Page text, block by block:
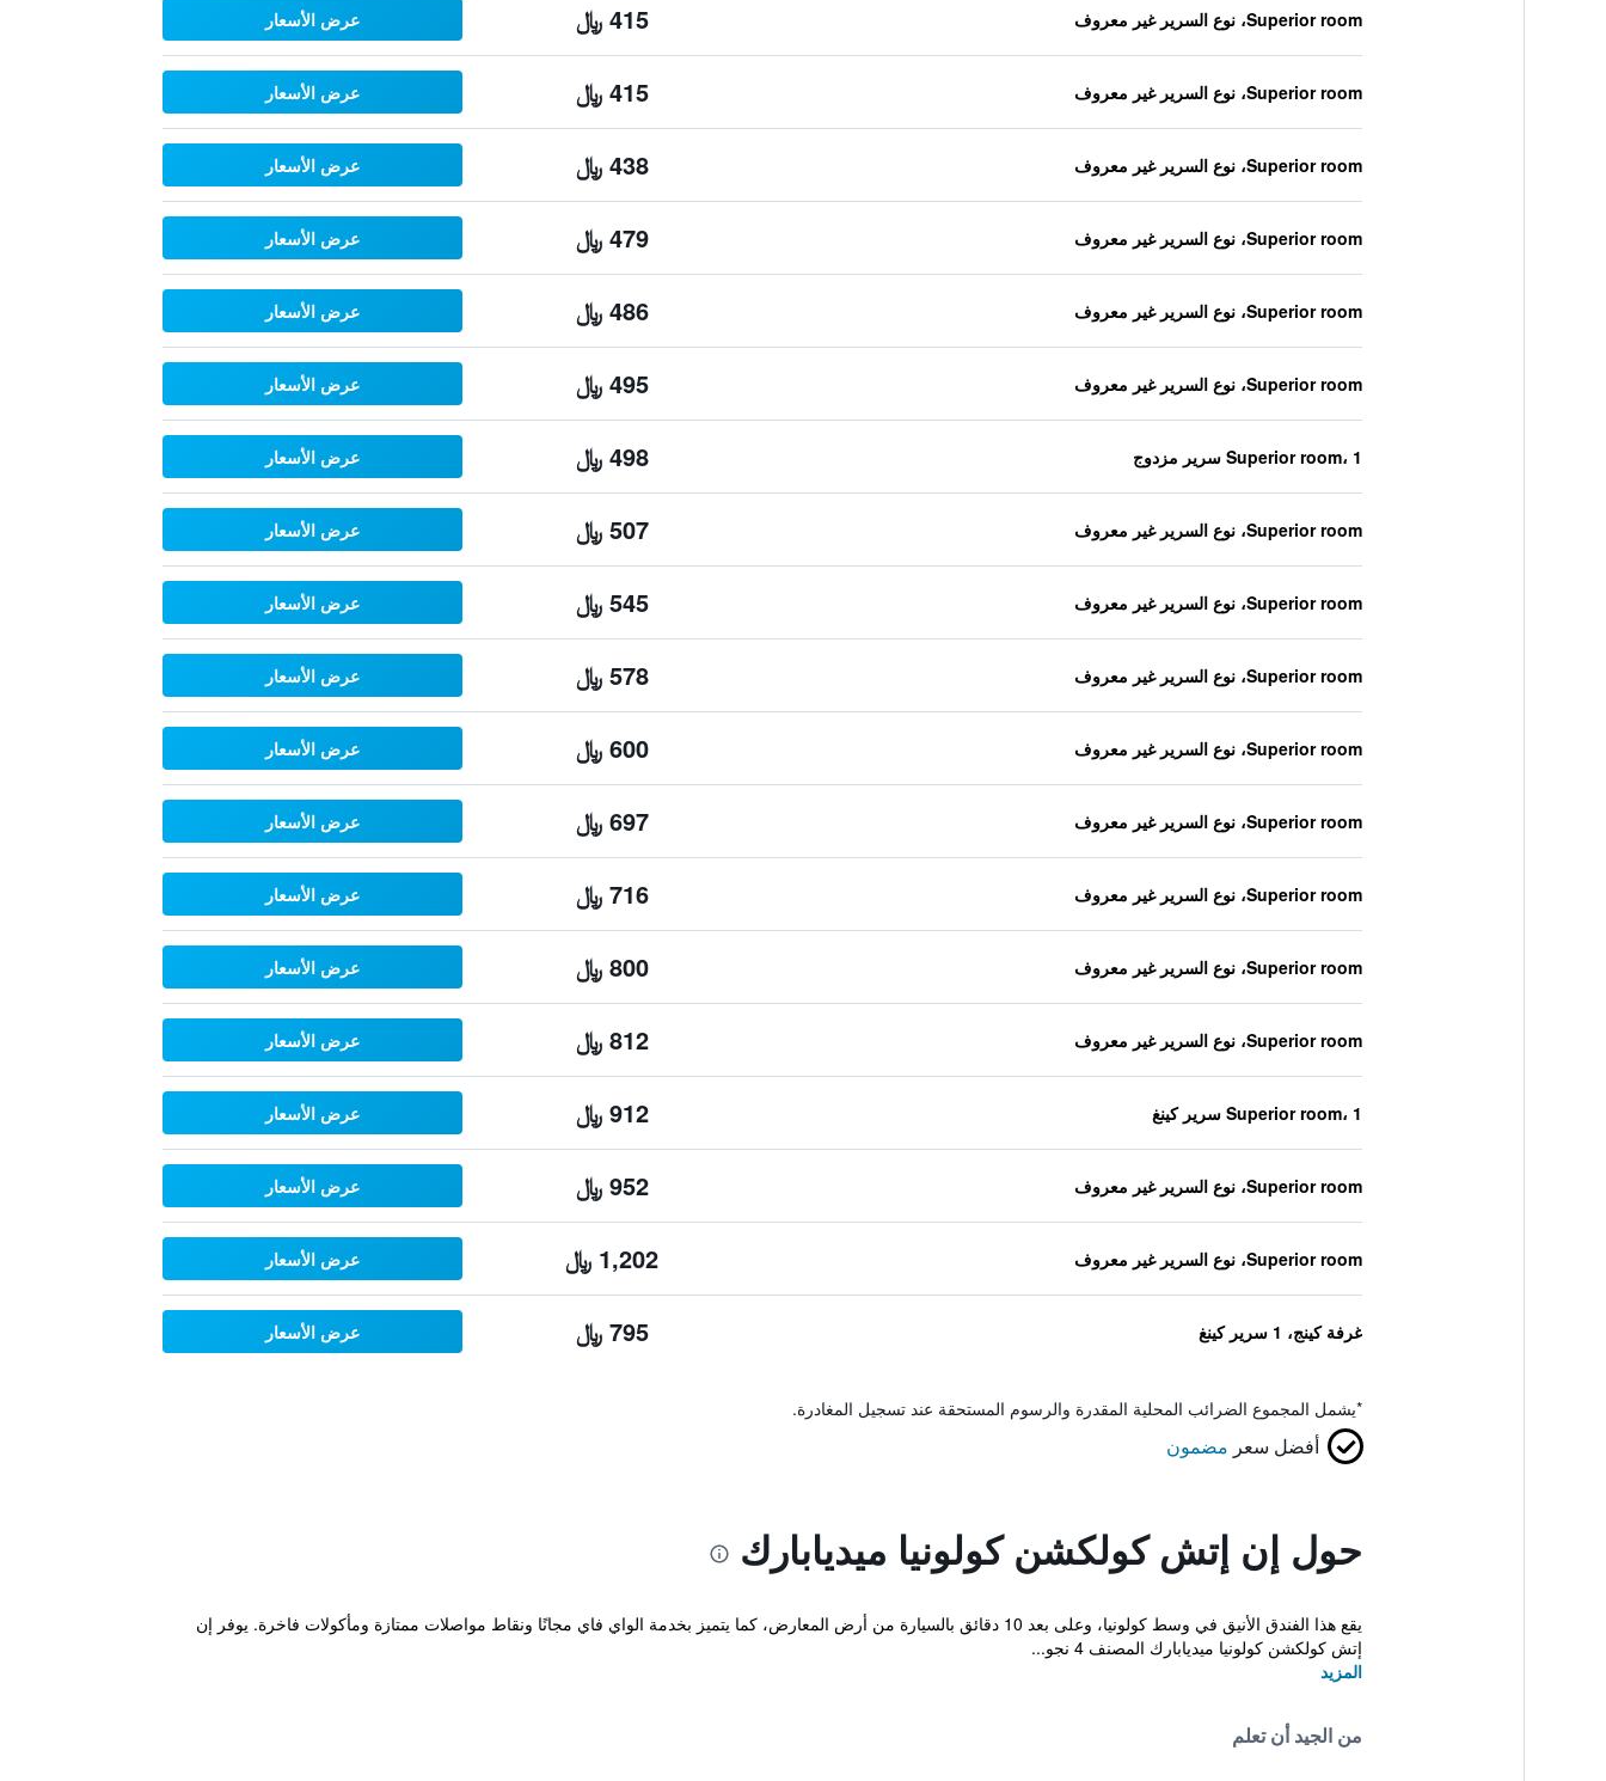
Superior room، نوع السرير غير معروف 415 ﷼ عرض الأسعار
Superior room، نوع السرير غير معروف 415 ﷼ عرض الأسعار
Superior room، نوع السرير غير معروف 438 ﷼ عرض الأسعار
Superior room، نوع السرير غير معروف 479 ﷼ عرض الأسعار
Superior room، نوع السرير غير معروف 486 ﷼ عرض الأسعار
Superior room، نوع السرير غير معروف 495 ﷼ عرض الأسعار
Superior room، 1 سرير مزدوج 498 ﷼ عرض الأسعار
Superior room، نوع السرير غير معروف 507 ﷼ عرض الأسعار
Superior room، نوع السرير غير معروف 545 ﷼ عرض الأسعار
Superior room، نوع السرير غير معروف 578 ﷼ عرض الأسعار
Superior room، نوع السرير غير معروف 600 ﷼ عرض الأسعار
Superior room، نوع السرير غير معروف 697 ﷼ عرض الأسعار
Superior room، نوع السرير غير معروف 716 ﷼ عرض الأسعار
Superior room، نوع السرير غير معروف 800 ﷼ عرض الأسعار
Superior room، نوع السرير غير معروف 812 ﷼ عرض الأسعار
Superior room، 1 سرير كينغ 912 ﷼ عرض الأسعار
Superior room، نوع السرير غير معروف 952 ﷼ عرض الأسعار
Superior room، نوع السرير غير معروف 1,202 ﷼ عرض الأسعار
غرفة كينج، 1 سرير كينغ 795 ﷼ عرض الأسعار
*يشمل المجموع الضرائب المحلية المقدرة والرسوم المستحقة عند تسجيل المغادرة.
أفضل سعر مضمون
حول إن إتش كولكشن كولونيا ميديابارك
يقع هذا الفندق الأنيق في وسط كولونيا، وعلى بعد 10 دقائق بالسيارة من أرض المعارض، كما يتميز بخدمة الواي فاي مجانًا ونقاط مواصلات ممتازة ومأكولات فاخرة. يوفر إن
إتش كولكشن كولونيا ميديابارك المصنف 4 نجو...
المزيد
من الجيد أن تعلم